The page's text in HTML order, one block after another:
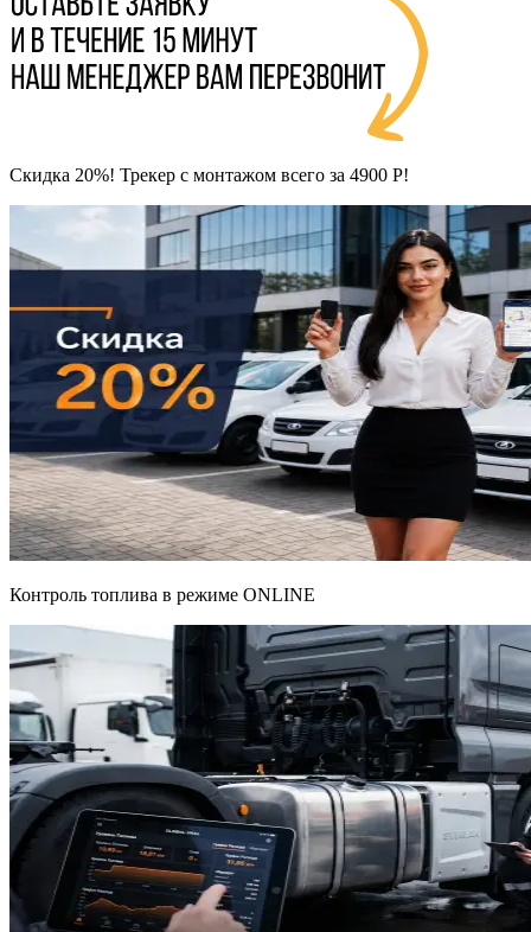
Скидка 20%! Трекер с монтажом всего за 4900 Р!
Контроль топлива в режиме ONLINE